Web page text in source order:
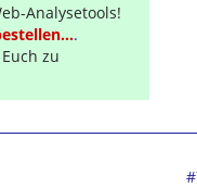
Analysetools!
.
zu